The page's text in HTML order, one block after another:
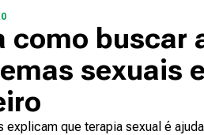
como buscar
sexuais
explicam que terapia sexual é